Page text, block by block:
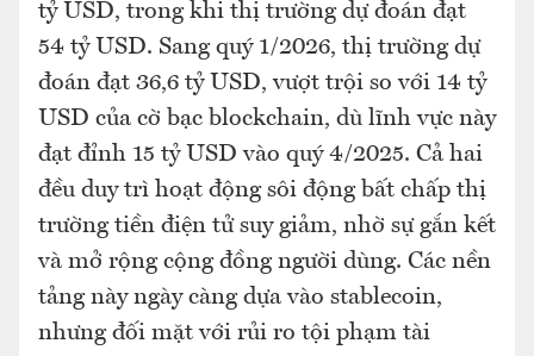
tỷ USD, trong khi thị trường dự đoán đạt
54 tỷ USD. Sang quý 1/2026, thị trường dự
đoán đạt 36,6 tỷ USD, vượt trội so với 14 tỷ
USD của cờ bạc blockchain, dù lĩnh vực này
đạt đỉnh 15 tỷ USD vào quý 4/2025. Cả hai
đều duy trì hoạt động sôi động bất chấp thị
trường tiền điện tử suy giảm, nhờ sự gắn kết
và mở rộng cộng đồng người dùng. Các nền
tảng này ngày càng dựa vào stablecoin,
nhưng đối mặt với rủi ro tội phạm tài